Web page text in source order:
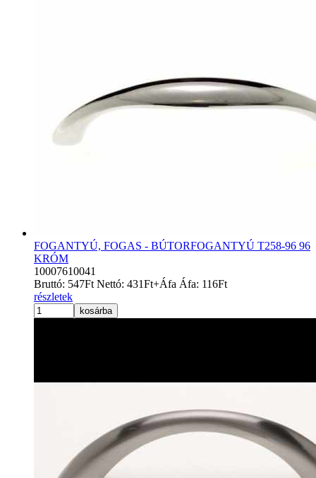
FOGANTYÚ, FOGAS - BÚTORFOGANTYÚ T258-96 96
KRÓM
10007610041
Bruttó: 547Ft Nettó: 431Ft+Áfa Áfa: 116Ft
részletek
kosárba